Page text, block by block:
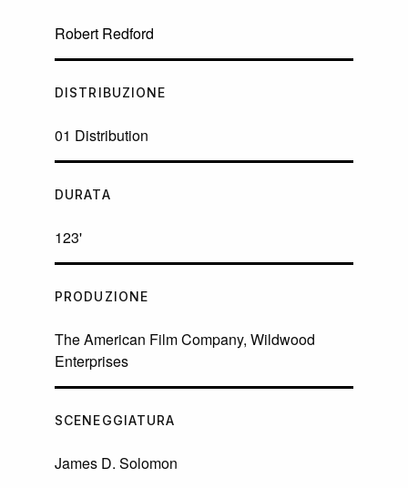
Robert Redford
DISTRIBUZIONE
01 Distribution
DURATA
123'
PRODUZIONE
The American Film Company, Wildwood
Enterprises
SCENEGGIATURA
James D. Solomon